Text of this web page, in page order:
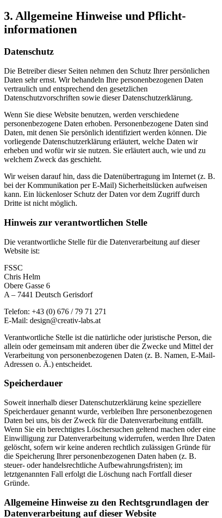
3. Allgemeine Hinweise und Pflicht­
informationen
Datenschutz
Die Betreiber dieser Seiten nehmen den Schutz Ihrer persönlichen
Daten sehr ernst. Wir behandeln Ihre personenbezogenen Daten
vertraulich und entsprechend den gesetzlichen
Datenschutzvorschriften sowie dieser Datenschutzerklärung.
Wenn Sie diese Website benutzen, werden verschiedene
personenbezogene Daten erhoben. Personenbezogene Daten sind
Daten, mit denen Sie persönlich identifiziert werden können. Die
vorliegende Datenschutzerklärung erläutert, welche Daten wir
erheben und wofür wir sie nutzen. Sie erläutert auch, wie und zu
welchem Zweck das geschieht.
Wir weisen darauf hin, dass die Datenübertragung im Internet (z. B.
bei der Kommunikation per E-Mail) Sicherheitslücken aufweisen
kann. Ein lückenloser Schutz der Daten vor dem Zugriff durch
Dritte ist nicht möglich.
Hinweis zur verantwortlichen Stelle
Die verantwortliche Stelle für die Datenverarbeitung auf dieser
Website ist:
FSSC
Chris Helm
Obere Gasse 6
A – 7441 Deutsch Gerisdorf
Telefon: +43 (0) 676 / 79 71 271
E-Mail: design@creativ-labs.at
Verantwortliche Stelle ist die natürliche oder juristische Person, die
allein oder gemeinsam mit anderen über die Zwecke und Mittel der
Verarbeitung von personenbezogenen Daten (z. B. Namen, E-Mail-
Adressen o. Ä.) entscheidet.
Speicherdauer
Soweit innerhalb dieser Datenschutzerklärung keine speziellere
Speicherdauer genannt wurde, verbleiben Ihre personenbezogenen
Daten bei uns, bis der Zweck für die Datenverarbeitung entfällt.
Wenn Sie ein berechtigtes Löschersuchen geltend machen oder eine
Einwilligung zur Datenverarbeitung widerrufen, werden Ihre Daten
gelöscht, sofern wir keine anderen rechtlich zulässigen Gründe für
die Speicherung Ihrer personenbezogenen Daten haben (z. B.
steuer- oder handelsrechtliche Aufbewahrungsfristen); im
letztgenannten Fall erfolgt die Löschung nach Fortfall dieser
Gründe.
Allgemeine Hinweise zu den Rechtsgrundlagen der
Datenverarbeitung auf dieser Website